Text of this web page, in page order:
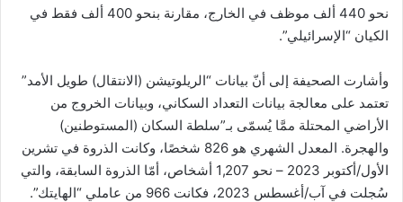
نحو 440 ألف موظف في الخارج، مقارنة بنحو 400 ألف فقط في
الكيان “الإسرائيلي”.
وأشارت الصحيفة إلى أنّ بيانات “الريلوتيشن (الانتقال) طويل الأمد”
تعتمد على معالجة بيانات التعداد السكاني، وبيانات الخروج من
الأراضي المحتلة ممَّا يُسمّى بـ”سلطة السكان (المستوطنين)
والهجرة. المعدل الشهري هو 826 شخصًا، وكانت الذروة في تشرين
الأول/أكتوبر 2023 – نحو 1,207 أشخاص، أمّا الذروة السابقة، والتي
سُجلت في آب/أغسطس 2023، فكانت 966 من عاملي “الهايتك”.